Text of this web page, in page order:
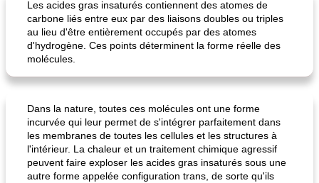
Les acides gras insaturés contiennent des atomes de
carbone liés entre eux par des liaisons doubles ou triples
au lieu d'être entièrement occupés par des atomes
d'hydrogène. Ces points déterminent la forme réelle des
molécules.
Dans la nature, toutes ces molécules ont une forme
incurvée qui leur permet de s'intégrer parfaitement dans
les membranes de toutes les cellules et les structures à
l'intérieur. La chaleur et un traitement chimique agressif
peuvent faire exploser les acides gras insaturés sous une
autre forme appelée configuration trans, de sorte qu'ils